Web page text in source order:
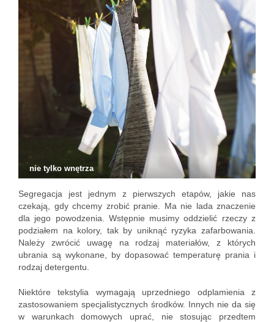
nie tylko wnętrza
Segregacja jest jednym z pierwszych etapów, jakie nas
czekają, gdy chcemy zrobić pranie. Ma nie lada znaczenie
dla jego powodzenia. Wstępnie musimy oddzielić rzeczy z
podziałem na kolory, tak by uniknąć ryzyka zafarbowania.
Należy zwrócić uwagę na rodzaj materiałów, z których
ubrania są wykonane, by dopasować temperaturę prania i
rodzaj detergentu.
Niektóre tekstylia wymagają uprzedniego odplamienia z
zastosowaniem specjalistycznych środków. Innych nie da się
w warunkach domowych uprać, nie stosując przedtem